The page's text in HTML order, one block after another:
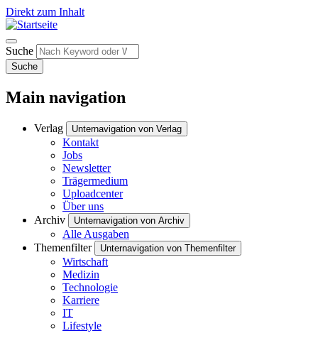
Direkt zum Inhalt
Suche
Suche
Main navigation
Verlag Unternavigation von Verlag
Kontakt
Jobs
Newsletter
Trägermedium
Uploadcenter
Über uns
Archiv
Unternavigation von Archiv
Alle Ausgaben
Themenfilter
Unternavigation von Themenfilter
Wirtschaft
Medizin
Technologie
Karriere
IT
Lifestyle